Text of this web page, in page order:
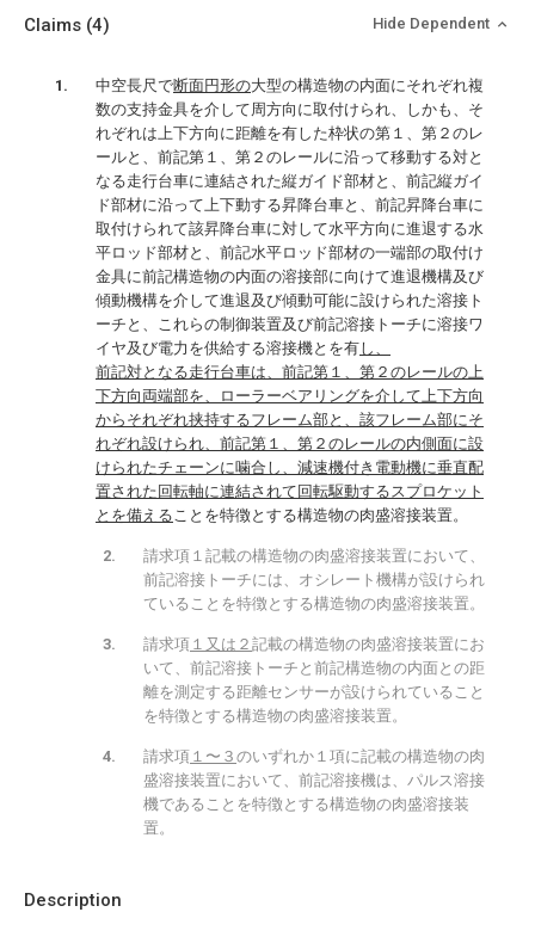
Description
Claims (4) Hide Dependent
中空長尺で断面円形の大型の構造物の内面にそれぞれ複
数の支持金具を介して周方向に取付けられ、しかも、そ
れぞれは上下方向に距離を有した枠状の第１、第２のレ
ールと、前記第１、第２のレールに沿って移動する対と
なる走行台車に連結された縦ガイド部材と、前記縦ガイ
ド部材に沿って上下動する昇降台車と、前記昇降台車に
取付けられて該昇降台車に対して水平方向に進退する水
平ロッド部材と、前記水平ロッド部材の一端部の取付け
金具に前記構造物の内面の溶接部に向けて進退機構及び
傾動機構を介して進退及び傾動可能に設けられた溶接ト
ーチと、これらの制御装置及び前記溶接トーチに溶接ワ
イヤ及び電力を供給する溶接機とを有し、
前記対となる走行台車は、前記第１、第２のレールの上
下方向両端部を、ローラーベアリングを介して上下方向
からそれぞれ挟持するフレーム部と、該フレーム部にそ
れぞれ設けられ、前記第１、第２のレールの内側面に設
けられたチェーンに噛合し、減速機付き電動機に垂直配
置された回転軸に連結されて回転駆動するスプロケット
とを備えることを特徴とする構造物の肉盛溶接装置。
請求項１記載の構造物の肉盛溶接装置において、
前記溶接トーチには、オシレート機構が設けられ
ていることを特徴とする構造物の肉盛溶接装置。
請求項 １又は２ 記載の構造物の肉盛溶接装置にお
いて、前記溶接トーチと前記構造物の内面との距
離を測定する距離センサーが設けられていること
を特徴とする構造物の肉盛溶接装置。
請求項 １〜３ のいずれか１項に記載の構造物の肉
盛溶接装置において、前記溶接機は、パルス溶接
機であることを特徴とする構造物の肉盛溶接装
置。